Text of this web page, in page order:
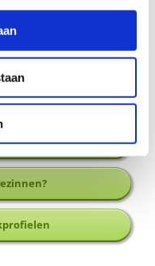
van Dooremaal,
06-